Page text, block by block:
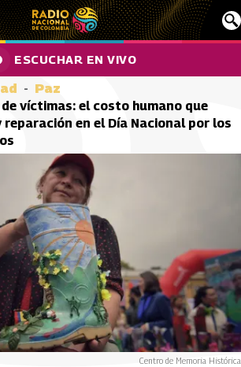
ESCUCHAR EN VIVO
Paz
víctimas: el costo humano que
en el Día Nacional por los
Centro de Memoria Histórica